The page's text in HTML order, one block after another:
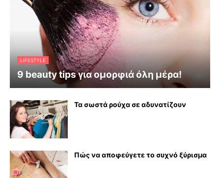
LIFESTYLE
9 beauty tips για ομορφιά όλη μέρα!
Τα σωστά ρούχα σε αδυνατίζουν
Πώς να αποφεύγετε το συχνό ξύρισμα